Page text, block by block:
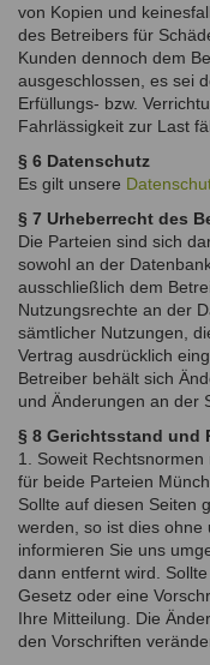
von Kopien und
des Betreibers für
Kunden dennoch dem
ausgeschlossen, es sei
Erfüllungs- bzw.
Fahrlässigkeit zur Last
§ 6 Datenschutz
Es gilt unsere
§ 7 Urheberrecht des
Die Parteien sind sich
sowohl an der
ausschließlich dem
Nutzungsrechte an der
sämtlicher Nutzungen,
Vertrag ausdrücklich
Betreiber behält sich
und Änderungen an der
§ 8 Gerichtsstand und
1. Soweit
für beide Parteien
Sollte auf diesen Seiten
werden, so ist dies ohne
informieren Sie uns
dann entfernt wird.
Gesetz oder eine
Ihre Mitteilung. Die
den Vorschriften